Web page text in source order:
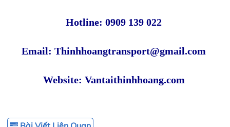
Hotline: 0909 139 022
Email: Thinhhoangtransport@gmail.com
Website: Vantaithinhhoang.com